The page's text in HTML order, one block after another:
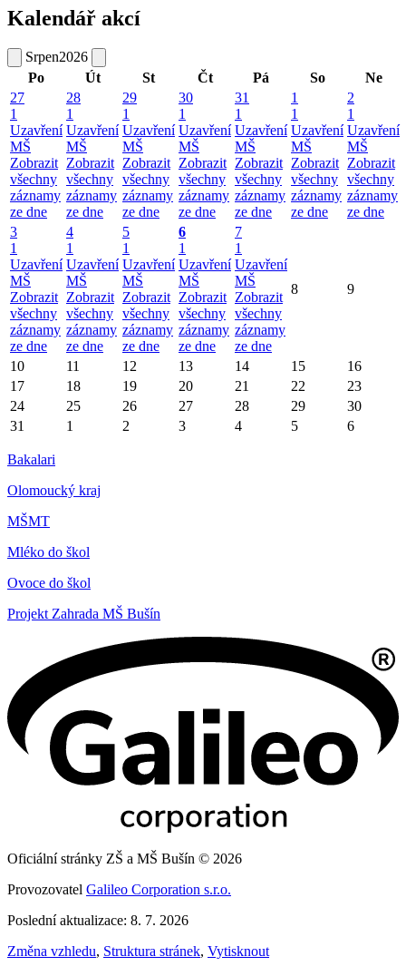
Kalendář akcí
Srpen2026
Po
Út St Čt Pá So
Ne
27
1
Uzavření
MŠ
Zobrazit
všechny
záznamy
ze dne
28
1
Uzavření
MŠ
Zobrazit
všechny
záznamy
ze dne
29
1
Uzavření
MŠ
Zobrazit
všechny
záznamy
ze dne
30
1
Uzavření
MŠ
Zobrazit
všechny
záznamy
ze dne
31
1
Uzavření
MŠ
Zobrazit
všechny
záznamy
ze dne
1
1
Uzavření
MŠ
Zobrazit
všechny
záznamy
ze dne
2
1
Uzavření
MŠ
Zobrazit
všechny
záznamy
ze dne
3
1
Uzavření
MŠ
Zobrazit
všechny
záznamy
ze dne
4
1
Uzavření
MŠ
Zobrazit
všechny
záznamy
ze dne
5
1
Uzavření
MŠ
Zobrazit
všechny
záznamy
ze dne
6
1
Uzavření
MŠ
Zobrazit
všechny
záznamy
ze dne
7
1
Uzavření
MŠ
Zobrazit
všechny
záznamy
ze dne
8 9
10 11 12 13 14 15
16
17
18 19 20 21 22
23
24
25 26 27 28 29
30
31
1 2 3 4 5 6
Bakalari
Olomoucký kraj
MŠMT
Mléko do škol
Ovoce do škol
Projekt Zahrada MŠ Bušín
Oficiální stránky ZŠ a MŠ Bušín © 2026
Provozovatel Galileo Corporation s.r.o.
Poslední aktualizace: 8. 7. 2026
Změna vzhledu, Struktura stránek, Vytisknout